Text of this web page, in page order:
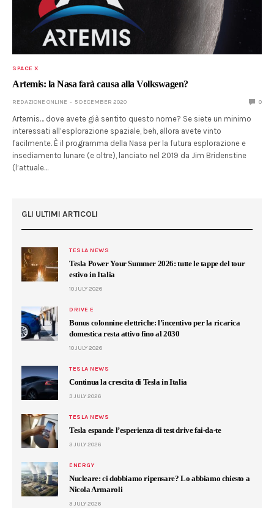
SPACE X
Artemis: la Nasa farà causa alla Volkswagen?
REDAZIONE ONLINE 5 DECEMBER 2020 0
Artemis… dove avete già sentito questo nome? Se siete un minimo
interessati all’esplorazione spaziale, beh, allora avete vinto
facilmente. È il programma della Nasa per la futura esplorazione e
insediamento lunare (e oltre), lanciato nel 2019 da Jim Bridenstine
(l’attuale…
GLI ULTIMI ARTICOLI
TESLA NEWS
Tesla Power Your Summer 2026: tutte le tappe del tour
estivo in Italia
10 JULY 2026
DRIVE E
Bonus colonnine elettriche: l’incentivo per la ricarica
domestica resta attivo fino al 2030
10 JULY 2026
TESLA NEWS
Continua la crescita di Tesla in Italia
3 JULY 2026
TESLA NEWS
Tesla espande l’esperienza di test drive fai-da-te
3 JULY 2026
ENERGY
Nucleare: ci dobbiamo ripensare? Lo abbiamo chiesto a
Nicola Armaroli
3 JULY 2026